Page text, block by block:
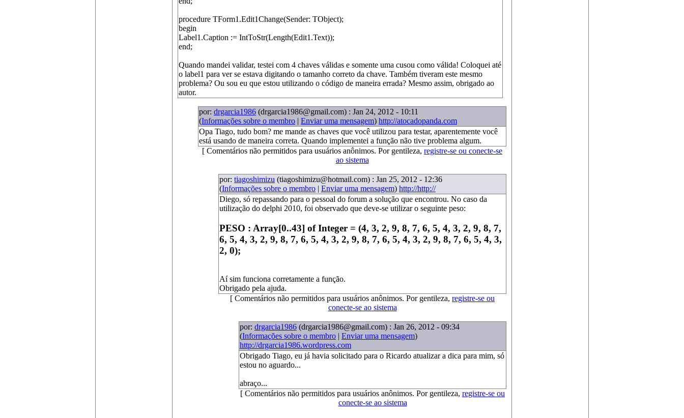
procedure TForm1.Edit1Change(Sender: TObject);
begin
Label1.Caption := IntToStr(Length(Edit1.Text));
end;
Quando mandei validar, testei com 4 chaves válidas e somente uma cusou como válida! Coloquei até
o label1 para ver se estava digitando o tamanho correto da chave. Também tiveram este mesmo
problema? Ou sou eu que estou utilizando o código de maneira errada? Mesmo assim, obrigado ao
autor.
por: drgarcia1986 (drgarcia1986@gmail.com) : Jan 24, 2012 - 10:11
(Informações sobre o membro | Enviar uma mensagem) http://atocadopanda.com
Opa Tiago, tudo bom? me mande as chaves que você utilizou para testar, aparentemente você
está usando de maneira correta. Quando implementei a função não tive problema algum.
[ Comentários não permitidos para usuários anônimos. Por gentileza, registre-se ou conecte-se
ao sistema
por: tiagoshimizu (tiagoshimizu@hotmail.com) : Jan 25, 2012 - 12:36
(Informações sobre o membro | Enviar uma mensagem) http://http://
Diego, só repassando para o pessoal do forum a solução que encontrou. No caso da
utilização do delphi 2010, foi observado que deve-se utilizar o seguinte peso:
PESO : Array[0..43] of Integer = (4, 3, 2, 9, 8, 7, 6, 5, 4, 3, 2, 9, 8, 7,
6, 5, 4, 3, 2, 9, 8, 7, 6, 5, 4, 3, 2, 9, 8, 7, 6, 5, 4, 3, 2, 9, 8, 7, 6, 5, 4, 3,
2, 0);
Aí sim funciona corretamente a função.
Obrigado pela ajuda.
[ Comentários não permitidos para usuários anônimos. Por gentileza, registre-se ou
conecte-se ao sistema
por: drgarcia1986 (drgarcia1986@gmail.com) : Jan 26, 2012 - 09:34
(Informações sobre o membro | Enviar uma mensagem)
http://drgarcia1986.wordpress.com
Obrigado Tiago, eu já havia solicitado para o Ricardo atualizar a dica para mim, só
estou no aguardo...
abraço...
[ Comentários não permitidos para usuários anônimos. Por gentileza, registre-se ou
conecte-se ao sistema